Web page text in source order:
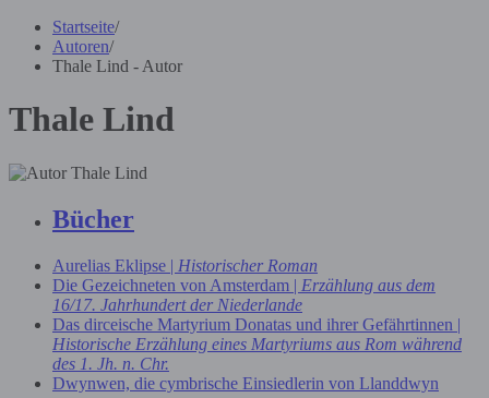
Startseite/
Autoren/
Thale Lind - Autor
Thale Lind
Bücher
Aurelias Eklipse | Historischer Roman
Die Gezeichneten von Amsterdam | Erzählung aus dem
16/17. Jahrhundert der Niederlande
Das dirceische Martyrium Donatas und ihrer Gefährtinnen |
Historische Erzählung eines Martyriums aus Rom während
des 1. Jh. n. Chr.
Dwynwen, die cymbrische Einsiedlerin von Llanddwyn